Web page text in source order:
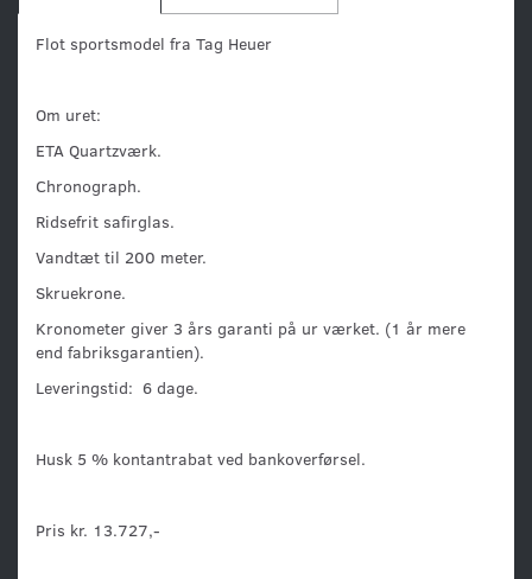
Flot sportsmodel fra Tag Heuer
Om uret:
ETA Quartzværk.
Chronograph.
Ridsefrit safirglas.
Vandtæt til 200 meter.
Skruekrone.
Kronometer giver 3 års garanti på ur værket. (1 år mere
end fabriksgarantien).
Leveringstid: 6 dage.
Husk 5 % kontantrabat ved bankoverførsel.
Pris kr. 13.727,-